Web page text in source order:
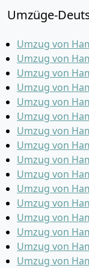
Umzüge-
Umzug von
Umzug von
Umzug von
Umzug von
Umzug von
Umzug von
Umzug von
Umzug von
Umzug von
Umzug von
Umzug von
Umzug von
Umzug von
Umzug von
Umzug von
Umzug von